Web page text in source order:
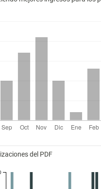
del PDF